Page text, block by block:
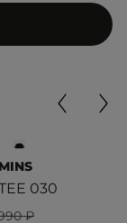
030
₽